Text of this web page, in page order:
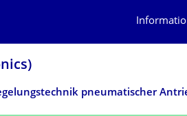
pneumatischer